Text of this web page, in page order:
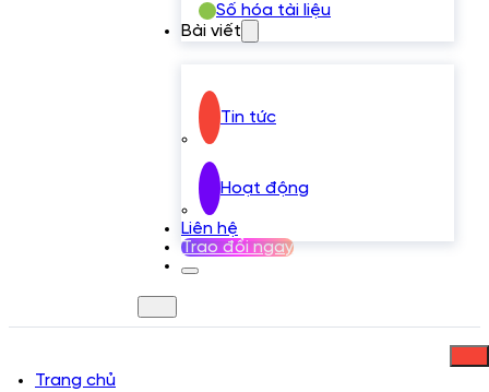
Số hóa tài liệu
Bài viết
Tin tức
Hoạt động
Liên hệ
Trao đổi ngay
Trang chủ